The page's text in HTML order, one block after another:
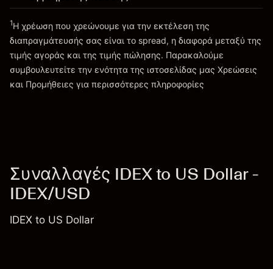
Πηγαίνετε στην πλατφόρμα
Χρεώσεις και Τέλη
1Η χρέωση που χρεώνουμε για την εκτέλεση της
διαπραγμάτευσής σας είναι το spread, η διαφορά μεταξύ της
τιμής αγοράς και της τιμής πώλησης. Παρακαλούμε
συμβουλευτείτε την ενότητα της ιστοσελίδας μας Χρεώσεις
και Προμήθειες για περισσότερες πληροφορίες
Συναλλαγές IDEX to US Dollar -
IDEX/USD
IDEX to US Dollar